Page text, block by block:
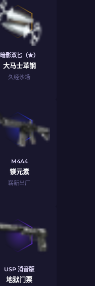
暗影双匕（★）
大马士革钢
久经沙场
M4A4
镁元素
崭新出厂
USP 消音版
地狱门票